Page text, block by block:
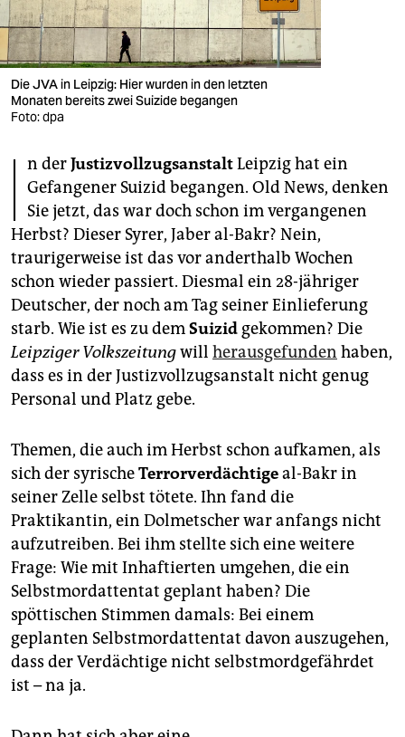
veranstaltungen
shop
fragen & hilfe
unterstützen
abo
genossenschaft
epaper login
Die JVA in Leipzig: Hier wurden in den letzten
Monaten bereits zwei Suizide begangen
Foto: dpa
I n derJustizvollzugsanstaltLeipzig hat ein
Gefangener Suizid begangen. Old News, denken
Sie jetzt, das war doch schon im vergangenen
Herbst? Dieser Syrer, Jaber al-Bakr? Nein,
traurigerweise ist das vor anderthalb Wochen
schon wieder passiert. Diesmal ein 28-jähriger
Deutscher, der noch am Tag seiner Einlieferung
starb. Wie ist es zu demSuizid gekommen? Die
Leipziger Volkszeitungwill herausgefunden haben,
dass es in der Justizvollzugsanstalt nicht genug
Personal und Platz gebe.
Themen, die auch im Herbst schon aufkamen, als
sich der syrischeTerrorverdächtigeal-Bakr in
seiner Zelle selbst tötete. Ihn fand die
Praktikantin, ein Dolmetscher war anfangs nicht
aufzutreiben. Bei ihm stellte sich eine weitere
Frage: Wie mit Inhaftierten umgehen, die ein
Selbstmordattentat geplant haben? Die
spöttischen Stimmen damals: Bei einem
geplanten Selbstmordattentat davon auszugehen,
dass der Verdächtige nicht selbstmordgefährdet
ist – na ja.